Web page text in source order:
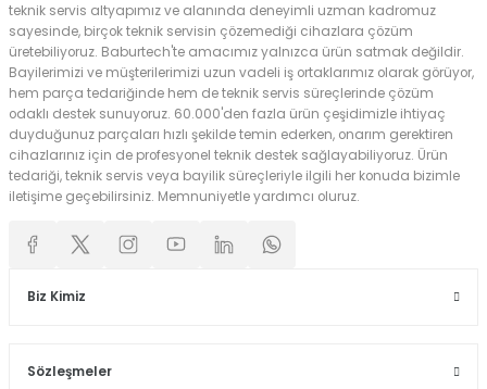
teknik servis altyapımız ve alanında deneyimli uzman kadromuz
sayesinde, birçok teknik servisin çözemediği cihazlara çözüm
üretebiliyoruz. Baburtech'te amacımız yalnızca ürün satmak değildir.
Bayilerimizi ve müşterilerimizi uzun vadeli iş ortaklarımız olarak görüyor,
hem parça tedariğinde hem de teknik servis süreçlerinde çözüm
odaklı destek sunuyoruz. 60.000'den fazla ürün çeşidimizle ihtiyaç
duyduğunuz parçaları hızlı şekilde temin ederken, onarım gerektiren
cihazlarınız için de profesyonel teknik destek sağlayabiliyoruz. Ürün
tedariği, teknik servis veya bayilik süreçleriyle ilgili her konuda bizimle
iletişime geçebilirsiniz. Memnuniyetle yardımcı oluruz.
Biz Kimiz
Sözleşmeler